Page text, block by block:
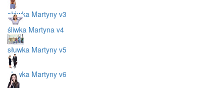
słówka Martyny v3
śliwka Martyna v4
słuwka Martyny v5
słuwka Martyny v6